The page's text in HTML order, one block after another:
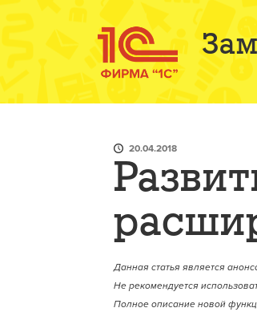
20.04.2018
Данная статья является
Не рекомендуется
Полное описание новой